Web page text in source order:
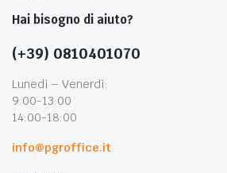
Hai bisogno di aiuto?
(+39) 0810401070
Lunedì – Venerdì:
9:00-13:00
14:00-18:00
info@pgroffice.it